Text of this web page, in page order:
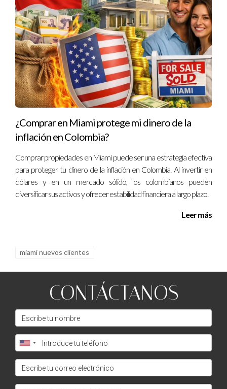
inversión internacional y local. Si tienes más preguntas o
necesitas orientación personalizada sobre dónde invertir
tu dinero, no dudes en ponerte en contacto conmigo.
¿Comprar en Miami protege mi dinero de la
inflación en Colombia?
Comprar propiedades en Miami puede ser una estrategia efectiva
para proteger tu dinero de la inflación en Colombia. Al invertir en
dólares y en un mercado sólido, los colombianos pueden
diversificar sus activos y ofrecer estabilidad financiera a largo plazo.
Leer más
miami nuevos clientes
CONTÁCTANOS